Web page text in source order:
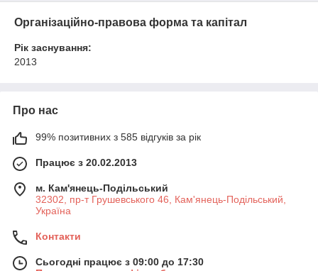
Організаційно-правова форма та капітал
Рік заснування:
2013
Про нас
99% позитивних з 585 відгуків за рік
Працює з 20.02.2013
м. Кам'янець-Подільський
32302, пр-т Грушевського 46, Кам'янець-Подільський,
Україна
Контакти
Сьогодні працює з 09:00 до 17:30